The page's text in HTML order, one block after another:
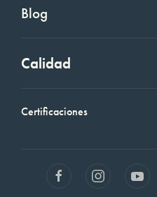
Blog
Calidad
Certificaciones